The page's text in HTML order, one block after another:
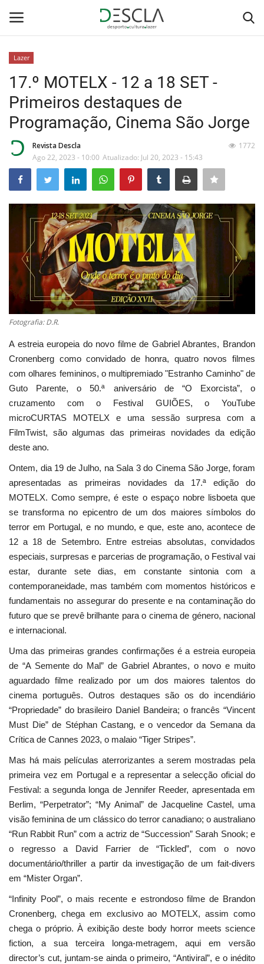
Home
...by Descla
Desporto
Sobre Nós
Educação
Estatuto Editorial
Saúde
Ficha técnica
Cultura
Lazer
Ambiente
Lazer
17.º MOTELX - 12 a 18 SET -
Primeiros destaques de
Programação, Cinema São Jorge
Revista Descla
Ago 22, 2023 - 10:00 Atualizado: Jul 20, 2023 - 15:43
1772
Fotografia: D.R.
A estreia europeia do novo filme de Gabriel Abrantes, Brandon
Cronenberg como convidado de honra, quatro novos filmes
com olhares femininos, o multipremiado "Estranho Caminho" de
Guto Parente, o 50.ª aniversário de “O Exorcista”, o
cruzamento com o Festival GUIÕES, o YouTube
microCURTAS MOTELX e uma sessão surpresa com a
FilmTwist, são algumas das primeiras novidades da edição
deste ano.
Ontem, dia 19 de Julho, na Sala 3 do Cinema São Jorge, foram
apresentadas as primeiras novidades da 17.ª edição do
MOTELX. Como sempre, é este o espaço nobre lisboeta que
se transforma no epicentro de um dos maiores símbolos do
terror em Portugal, e no mundo, e que, este ano, acontece de
12 a 18 de Setembro. Entre estreias absolutas, convidados
especiais, surpresas e parcerias de programação, o Festival vai
estar, durante sete dias, em constante sintonia com a
contemporaneidade, mas também com momentos históricos e
fundamentais no assegurar do presente e na contaminação do
futuro que se prevê brilhante para o cinema de género, nacional
e internacional.
Uma das primeiras grandes confirmações é a estreia europeia
de “A Semente do Mal” de Gabriel Abrantes, o novo e muito
aguardado filme realizado por um dos maiores talentos do
cinema português. Outros destaques são os do incendiário
“Propriedade” do brasileiro Daniel Bandeira; o francês “Vincent
Must Die” de Stéphan Castang, e o vencedor da Semana da
Crítica de Cannes 2023, o malaio “Tiger Stripes”.
Mas há mais películas aterrorizantes a serem mostradas pela
primeira vez em Portugal e a representar a selecção oficial do
Festival: a segunda longa de Jennifer Reeder, apresentada em
Berlim, “Perpetrator”; “My Animal” de Jacqueline Castel, uma
visão feminina de um clássico do terror canadiano; o australiano
“Run Rabbit Run” com a actriz de “Succession” Sarah Snook; e
o regresso a David Farrier de “Tickled”, com o novo
documentário/thriller a partir da investigação de um fait-divers
em “Mister Organ”.
“Infinity Pool”, o mais recente e estrondoso filme de Brandon
Cronenberg, chega em exclusivo ao MOTELX, assim como
chega o próprio. À exibição deste body horror meets science
fiction, a sua terceira longa-metragem, aqui em versão
director’s cut, juntam-se ainda o primeiro, “Antiviral”, e o inédito